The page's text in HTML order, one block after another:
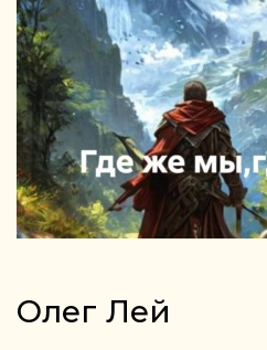
Олег Лей